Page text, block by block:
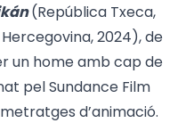
(República Txeca,
Hercegovina, 2024), de
un home amb cap de
pel Sundance Film
d’animació.